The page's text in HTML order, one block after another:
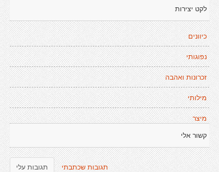
לקט יצירות
כיוונים
נפוגותי
זכרונות ואהבה
מילותי
מיצר
קשור אלי
תגובות עלי תגובות שכתבתי